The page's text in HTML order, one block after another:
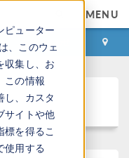
ピューター
、このウェ
収集し、お
この情報
し、カスタ
サイトや他
標を得るこ
使用する
MENU
お問い合わせ